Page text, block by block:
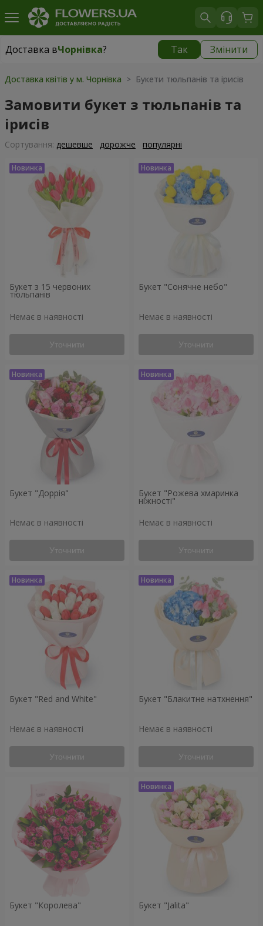
Доставка вЧорнівка? Так Змінити
Доставка вЧорнівка|
Доставка квітів у м. Чорнівка > Букети тюльпанів та ірисів
Замовити букет з тюльпанів та
ірисів
Сортування: дешевше дорожче популярні
Букет з 15 червоних
тюльпанів
Немає в наявності
Уточнити
Букет "Сонячне небо"
Немає в наявності
Уточнити
Букет "Доррія"
Немає в наявності
Уточнити
Букет "Рожева хмаринка
ніжності"
Немає в наявності
Уточнити
Букет "Red and White"
Немає в наявності
Уточнити
Букет "Блакитне натхнення"
Немає в наявності
Уточнити
Букет "Королева" Букет "Jalita"